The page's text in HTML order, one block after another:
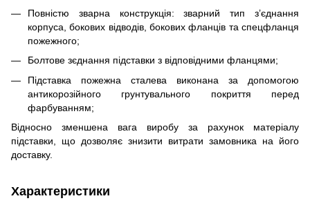
Повністю зварна конструкція: зварний тип з’єднання
корпуса, бокових відводів, бокових фланців та спецфланця
пожежного;
Болтове зєднання підставки з відповідними фланцями;
Підставка пожежна сталева виконана за допомогою
антикорозійного грунтувального покриття перед
фарбуванням;
Відносно зменшена вага виробу за рахунок матеріалу
підставки, що дозволяє знизити витрати замовника на його
доставку.
Характеристики